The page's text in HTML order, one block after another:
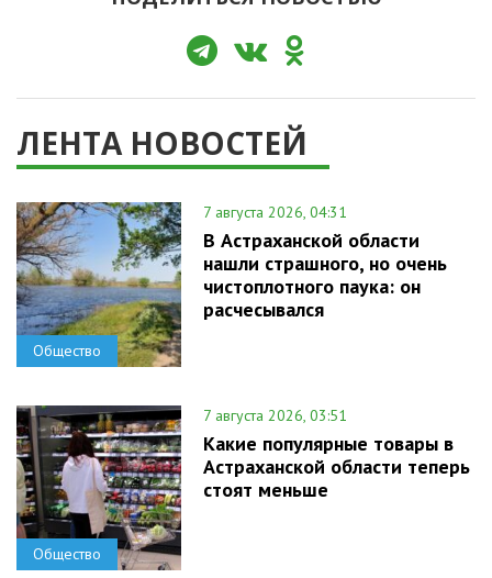
ЛЕНТА НОВОСТЕЙ
Общество
7 августа 2026, 04:31
В Астраханской области
нашли страшного, но очень
чистоплотного паука: он
расчесывался
Общество
7 августа 2026, 03:51
Какие популярные товары в
Астраханской области теперь
стоят меньше